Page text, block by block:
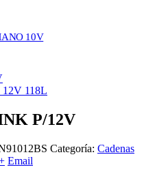
10V
118L
P/12V
Categoría: Cadenas
Email